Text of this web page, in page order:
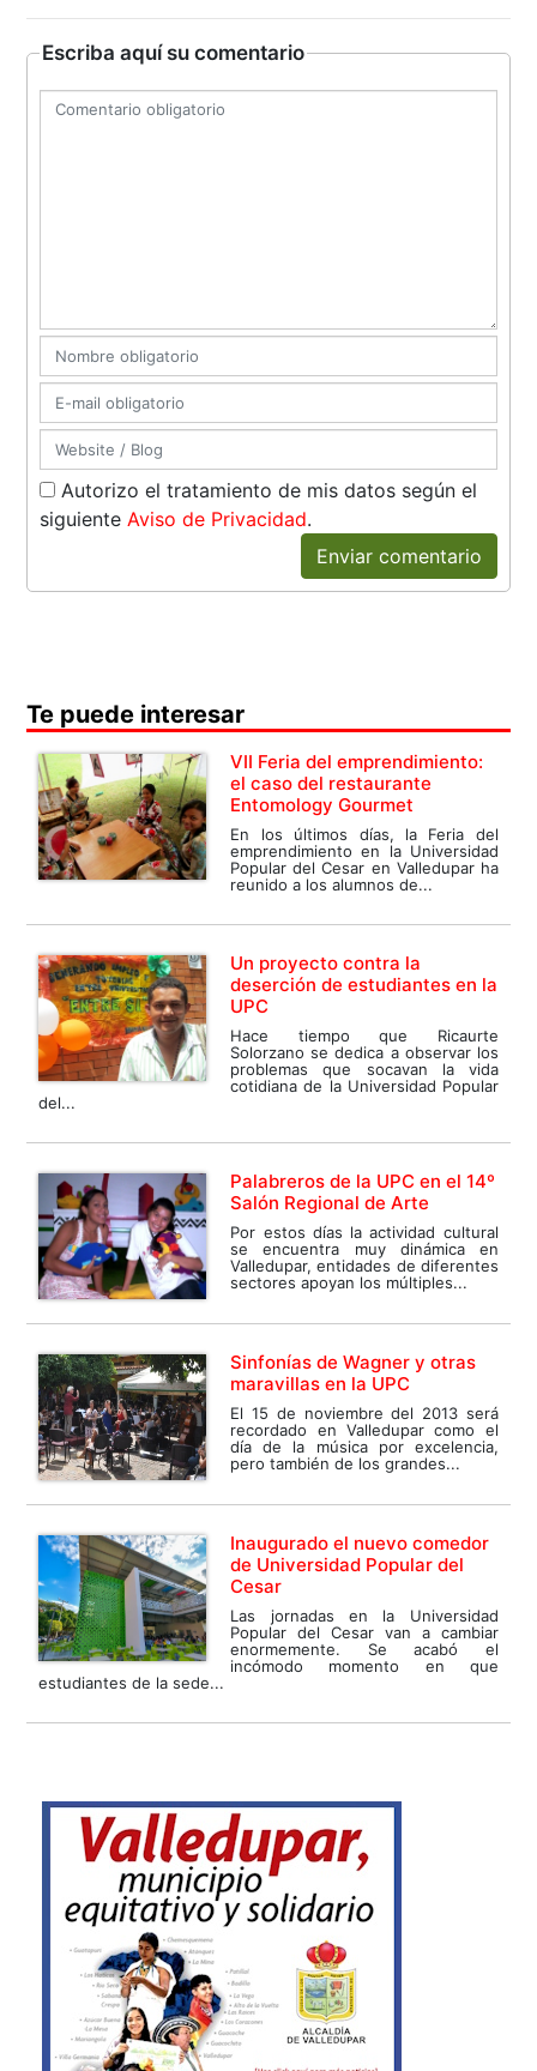
Escriba aquí su comentario
Autorizo el tratamiento de mis datos según el
siguiente Aviso de Privacidad.
Enviar comentario
Te puede interesar
VII Feria del emprendimiento:
el caso del restaurante
Entomology Gourmet
En los últimos días, la Feria del
emprendimiento en la Universidad
Popular del Cesar en Valledupar ha
reunido a los alumnos de...
Un proyecto contra la
deserción de estudiantes en la
UPC
Hace tiempo que Ricaurte
Solorzano se dedica a observar los
problemas que socavan la vida
cotidiana de la Universidad Popular
del...
Palabreros de la UPC en el 14º
Salón Regional de Arte
Por estos días la actividad cultural
se encuentra muy dinámica en
Valledupar, entidades de diferentes
sectores apoyan los múltiples...
Sinfonías de Wagner y otras
maravillas en la UPC
El 15 de noviembre del 2013 será
recordado en Valledupar como el
día de la música por excelencia,
pero también de los grandes...
Inaugurado el nuevo comedor
de Universidad Popular del
Cesar
Las jornadas en la Universidad
Popular del Cesar van a cambiar
enormemente. Se acabó el
incómodo momento en que
estudiantes de la sede...